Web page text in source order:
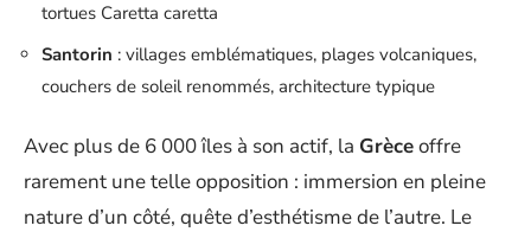
tortues Caretta caretta
Santorin : villages emblématiques, plages volcaniques,
couchers de soleil renommés, architecture typique
Avec plus de 6 000 îles à son actif, la Grèceoffre
rarement une telle opposition : immersion en pleine
nature d’un côté, quête d’esthétisme de l’autre. Le